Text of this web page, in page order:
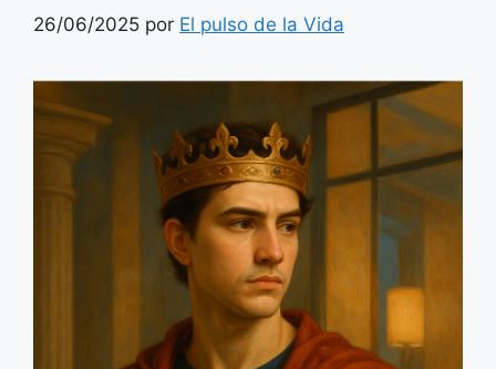
26/06/2025 por El pulso de la Vida